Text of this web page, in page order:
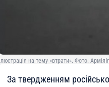
Ілюстрація на тему «втрати». Фото:
За твердженням